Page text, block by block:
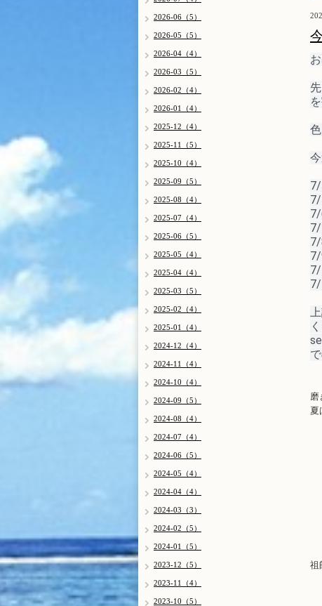
7/
7/
7/
磨
夏
祖
2026-06（5）
2026-05（5）
2026-04（4）
2026-03（5）
2026-02（4）
2026-01（4）
2025-12（4）
2025-11（5）
2025-10（4）
2025-09（5）
2025-08（4）
2025-07（4）
2025-06（5）
2025-05（4）
2025-04（4）
2025-03（5）
2025-02（4）
2025-01（4）
2024-12（4）
2024-11（4）
2024-10（4）
2024-09（5）
2024-08（4）
2024-07（4）
2024-06（5）
2024-05（4）
2024-04（4）
2024-03（3）
2024-02（5）
2024-01（5）
2023-12（5）
2023-11（4）
2023-10（5）